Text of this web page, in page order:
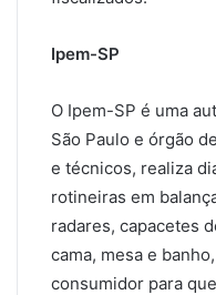
Ipem-SP
O Ipem-SP é uma
São Paulo e órgão
e técnicos, realiza
rotineiras em
radares, capacetes
cama, mesa e
consumidor para